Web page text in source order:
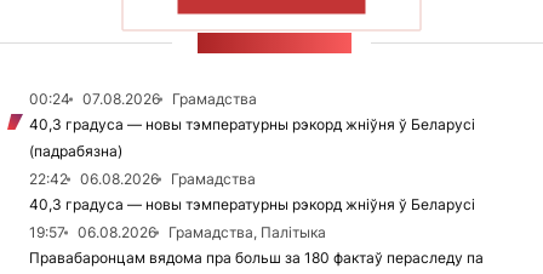
00:24 07.08.2026
Грамадства
40,3 градуса — новы тэмпературны рэкорд жніўня ў Беларусі
(падрабязна)
22:42
06.08.2026
Грамадства
40,3 градуса — новы тэмпературны рэкорд жніўня ў Беларусі
19:57
06.08.2026
Грамадства, Палітыка
Правабаронцам вядома пра больш за 180 фактаў пераследу па